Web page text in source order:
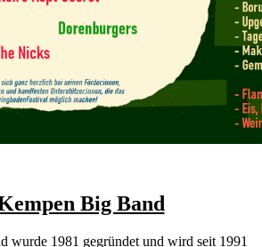
Big Band
wurde 1981 gegründet und wird seit 1991